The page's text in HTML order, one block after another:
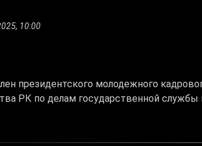
10:00
президентского молодежного
РК по делам государственной службы